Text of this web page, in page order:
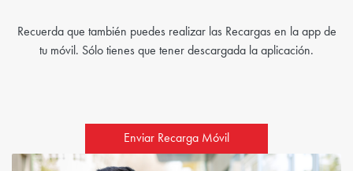
Recuerda que también puedes realizar las Recargas en la app de
tu móvil. Sólo tienes que tener descargada la aplicación.
Enviar Recarga Móvil